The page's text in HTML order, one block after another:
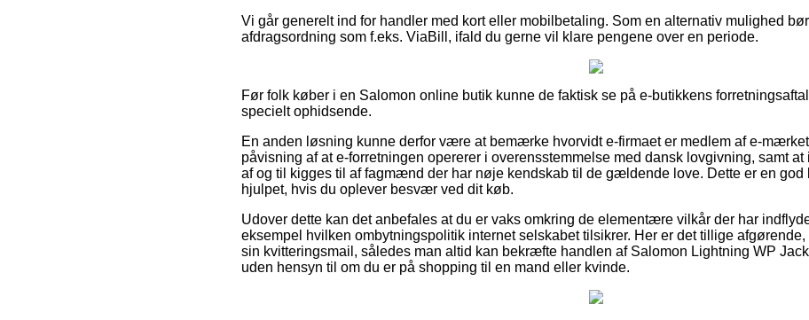
Vi går generelt ind for handler med kort eller mobilbetaling. Som en alternativ mulighed
afdragsordning som f.eks. ViaBill, ifald du gerne vil klare pengene over en periode.
Før folk køber i en Salomon online butik kunne de faktisk se på e-butikkens
specielt ophidsende.
En anden løsning kunne derfor være at bemærke hvorvidt e-firmaet er medlem af e-
påvisning af at e-forretningen opererer i overensstemmelse med dansk lovgivning, samt at
af og til kigges til af fagmænd der har nøje kendskab til de gældende love. Dette er en god
hjulpet, hvis du oplever besvær ved dit køb.
Udover dette kan det anbefales at du er vaks omkring de elementære vilkår der har
eksempel hvilken ombytningspolitik internet selskabet tilsikrer. Her er det tillige
sin kvitteringsmail, således man altid kan bekræfte handlen af Salomon Lightning WP
uden hensyn til om du er på shopping til en mand eller kvinde.